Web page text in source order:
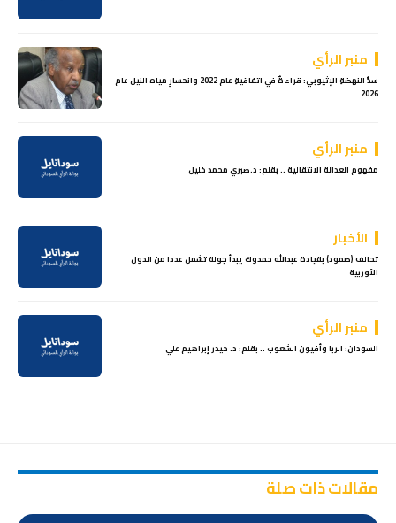
منبر الرأي
سدُّ النهضةِ الإثيوبي: قراءةٌ في اتفاقيةِ عام 2022 وانحسارِ مياه النيل عام
2026
منبر الرأي
مفهوم العدالة الانتقالية .. بقلم: د.صبري محمد خليل
الأخبار
تحالف (صمود) بقيادة عبدالله حمدوك يبدأ جولة تشمل عددا من الدول
الاَوربية
منبر الرأي
السودان: الربا وأفيون الشعوب .. بقلم: د. حيدر إبراهيم علي
مقالات ذات صلة